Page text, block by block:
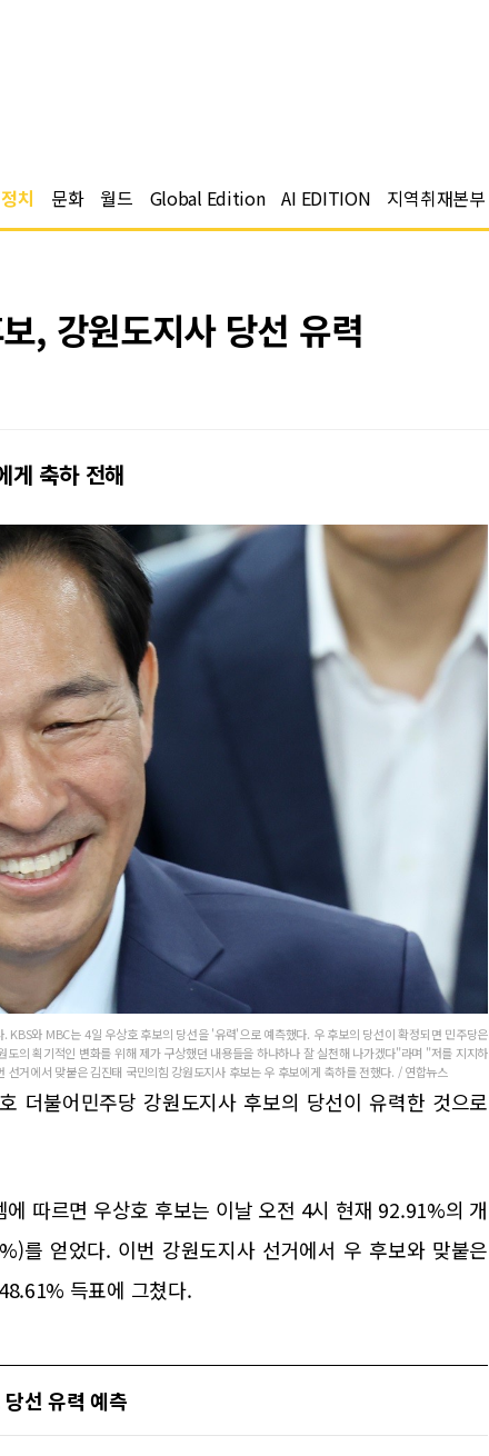
정치 문화 월드 Global Edition AI EDITION 지역취재본부
, 강원도지사 당선 유력
게 축하 전해
KBS와 MBC는 4일 우상호 후보의 당선을 '유력'으로 예측했다. 우 후보의 당선이 확정되면 민주당은
의 획기적인 변화를 위해 제가 구상했던 내용들을 하나하나 잘 실천해 나가겠다"라며 "저를 지지하
거에서 맞붙은 김진태 국민의힘 강원도지사 후보는 우 후보에게 축하를 전했다. / 연합뉴스
더불어민주당 강원도지사 후보의 당선이 유력한 것으로
따르면 우상호 후보는 이날 오전 4시 현재 92.91%의 개
를 얻었다. 이번 강원도지사 선거에서 우 후보와 맞붙은
득표에 그쳤다.
선 유력 예측